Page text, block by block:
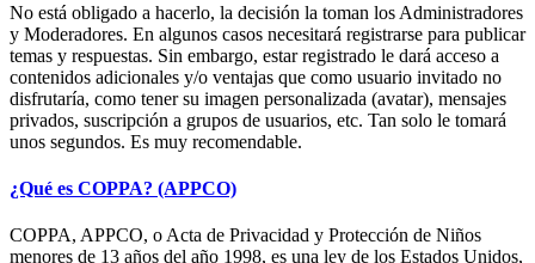
No está obligado a hacerlo, la decisión la toman los Administradores
y Moderadores. En algunos casos necesitará registrarse para publicar
temas y respuestas. Sin embargo, estar registrado le dará acceso a
contenidos adicionales y/o ventajas que como usuario invitado no
disfrutaría, como tener su imagen personalizada (avatar), mensajes
privados, suscripción a grupos de usuarios, etc. Tan solo le tomará
unos segundos. Es muy recomendable.
¿Qué es COPPA? (APPCO)
COPPA, APPCO, o Acta de Privacidad y Protección de Niños
menores de 13 años del año 1998, es una ley de los Estados Unidos,